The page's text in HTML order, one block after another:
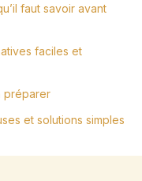
faut savoir avant
faciles et
préparer
et solutions simples